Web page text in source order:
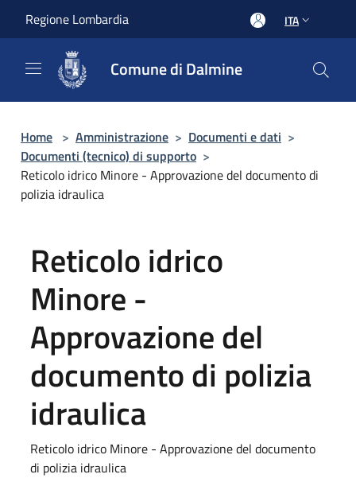
Regione Lombardia ITA
Comune di Dalmine
Home > Amministrazione > Documenti e dati >
Documenti (tecnico) di supporto >
Reticolo idrico Minore - Approvazione del documento di
polizia idraulica
Reticolo idrico
Minore -
Approvazione del
documento di polizia
idraulica
Reticolo idrico Minore - Approvazione del documento
di polizia idraulica